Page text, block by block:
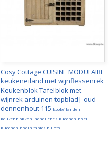
Cosy Cottage CUISINE MODULAIRE
keukeneiland met wijnflessenrek
Keukenblok Tafelblok met
wijnrek arduinen topblad| oud
dennenhout 115 kookeilanden
keukenblokken laendliches kuecheninsel
kuecheninseln tables billots i